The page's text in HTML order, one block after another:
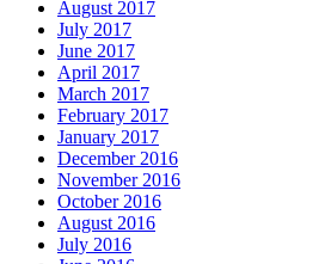
August 2017
July 2017
June 2017
April 2017
March 2017
February 2017
January 2017
December 2016
November 2016
October 2016
August 2016
July 2016